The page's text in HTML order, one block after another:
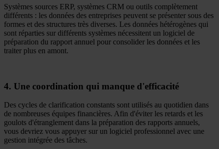
Systèmes sources ERP, systèmes CRM ou outils complètement
différents : les données des entreprises peuvent se présenter sous des
formes et des structures très diverses. Les données hétérogènes qui
sont réparties sur différents systèmes nécessitent un logiciel de
préparation du rapport annuel pour consolider les données et les
traiter plus en amont.
4. Une coordination qui manque d'efficacité
Des cycles de clarification constants sont utilisés au quotidien dans
de nombreuses équipes financières. Afin d'éviter les retards et les
goulots d'étranglement dans la préparation des rapports annuels,
vous devriez vous appuyer sur un logiciel professionnel avec une
gestion intégrée des tâches.